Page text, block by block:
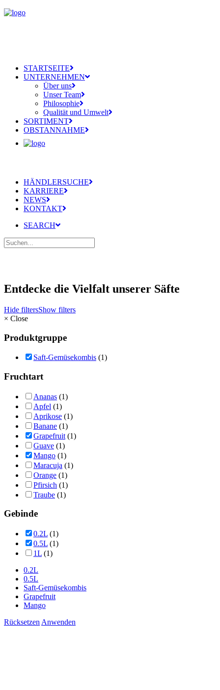
STARTSEITE
UNTERNEHMEN
Über uns
Unser Team
Philosophie
Qualität und Umwelt
SORTIMENT
OBSTANNAHME
HÄNDLERSUCHE
KARRIERE
NEWS
KONTAKT
SEARCH
Entdecke die Vielfalt unserer Säfte
Hide filtersShow filters
× Close
Produktgruppe
Saft-Gemüsekombis (1)
Fruchtart
Ananas (1)
Apfel (1)
Aprikose (1)
Banane (1)
Grapefruit (1)
Guave (1)
Mango (1)
Maracuja (1)
Orange (1)
Pfirsich (1)
Traube (1)
Gebinde
0.2L (1)
0.5L (1)
1L (1)
0.2L
0.5L
Saft-Gemüsekombis
Grapefruit
Mango
Rücksetzen Anwenden